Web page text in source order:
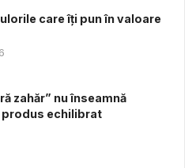
care îți pun în valoare
zahăr” nu înseamnă
produs echilibrat